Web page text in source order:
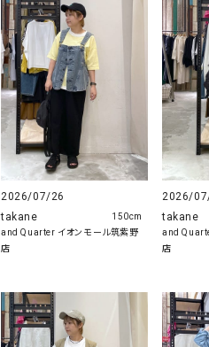
EVOL（イーボル）
Emma Taylor（エマテイラー）
FLAVOR TEE（フレーバーティー）
GO TO HOLLYWOOD（ゴートゥーハ
ッド）
G-STAR RAW（ジースターロウ）
GOOD SPEED（グッドスピード）
GAIMO（ガイモ）
（ｇ） （グラム）
2026/07/26
takane
and Quarter イオンモール筑紫野
店
150cm
2026/
takane
and
店